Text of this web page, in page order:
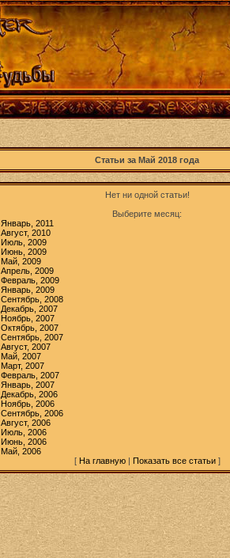
Статьи за Май 2018 года
Нет ни одной статьи!
Выберите месяц:
Январь, 2011
Август, 2010
Июль, 2009
Июнь, 2009
Май, 2009
Апрель, 2009
Февраль, 2009
Январь, 2009
Сентябрь, 2008
Декабрь, 2007
Ноябрь, 2007
Октябрь, 2007
Сентябрь, 2007
Август, 2007
Май, 2007
Март, 2007
Февраль, 2007
Январь, 2007
Декабрь, 2006
Ноябрь, 2006
Сентябрь, 2006
Август, 2006
Июль, 2006
Июнь, 2006
Май, 2006
[ На главную| Показать все статьи]